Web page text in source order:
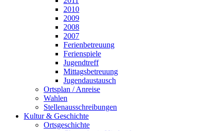
2010
2009
2008
2007
Ferienbetreuung
Ferienspiele
Jugendtreff
Mittagsbetreuung
Jugendaustausch
Ortsplan / Anreise
Wahlen
Stellenausschreibungen
Kultur & Geschichte
Ortsgeschichte